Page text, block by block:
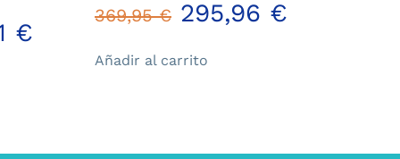
€
precio
369,95€ El
precio
295,96 €
Añadir al carrito